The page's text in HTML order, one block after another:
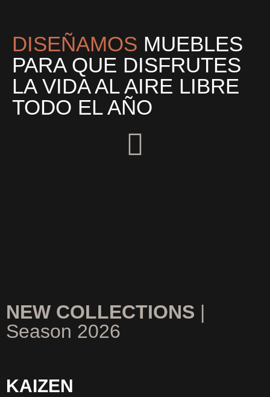
DISEÑAMOS MUEBLES
PARA QUE DISFRUTES
LA VIDA AL AIRE LIBRE
TODO EL AÑO
NEW COLLECTIONS |
Season 2026
KAIZEN